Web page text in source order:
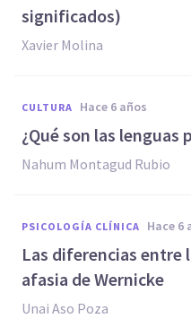
significados)
Xavier Molina
CULTURA hace 6 años
¿Qué son las lenguas
Nahum Montagud Rubio
PSICOLOGÍA CLÍNICA hace 6
Las diferencias entre
afasia de Wernicke
Unai Aso Poza